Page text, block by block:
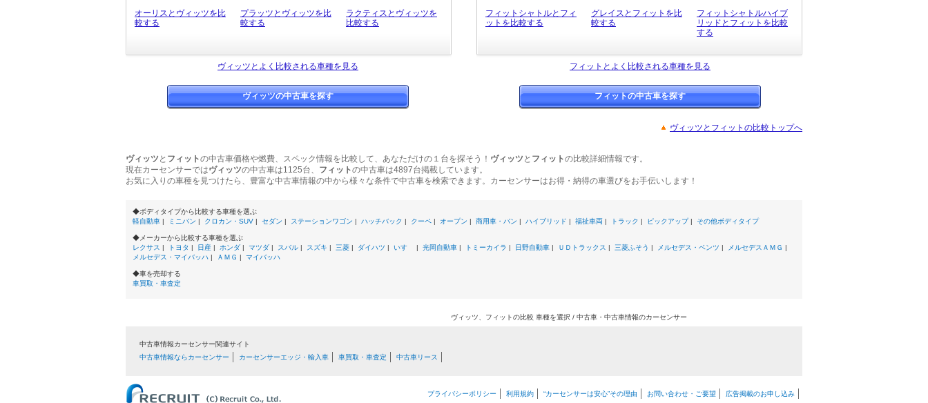
オーリスとヴィッツを比
較する
プラッツとヴィッツを比
較する
ラクティスとヴィッツを
比較する
フィットシャトルとフィ
ットを比較する
グレイスとフィットを比
較する
フィットシャトルハイブ
リッドとフィットを比較
する
ヴィッツとよく比較される車種を見る フィットとよく比較される車種を見る
ヴィッツの中古車を探す フィットの中古車を探す
ヴィッツとフィットの比較トップへ
ヴィッツ と フィットの中古車価格や燃費、スペック情報を比較して、あなただけの１台を探そう！ ヴィッツ と フィットの比較詳細情報です。
現在カーセンサーではヴィッツの中古車は1125台、 フィットの中古車は4897台掲載しています。
お気に入りの車種を見つけたら、豊富な中古車情報の中から様々な条件で中古車を検索できます。カーセンサーはお得・納得の車選びをお手伝いします！
◆ボディタイプから比較する車種を選ぶ
軽自動車 | ミニバン | クロカン・SUV | セダン | ステーションワゴン | ハッチバック | クーペ | オープン | 商用車・バン | ハイブリッド | 福祉車両 | トラック | ピックアップ| その他ボディタイプ
◆メーカーから比較する車種を選ぶ
レクサス | トヨタ | 日産 | ホンダ | マツダ | スバル | スズキ | 三菱 | ダイハツ | いすゞ | 光岡自動車 | トミーカイラ | 日野自動車 | ＵＤトラックス | 三菱ふそう | メルセデス・ベンツ | メルセデスＡＭＧ |
メルセデス・マイバッハ | ＡＭＧ | マイバッハ
◆車を売却する
車買取・車査定
ヴィッツ、フィットの比較 車種を選択 / 中古車・中古車情報のカーセンサー
中古車情報カーセンサー関連サイト
中古車情報ならカーセンサー
カーセンサーエッジ・輸入車 車買取・車査定 中古車リース
プライバシーポリシー 利用規約 “カーセンサーは安心”その理由 お問い合わせ・ご要望 広告掲載のお申し込み